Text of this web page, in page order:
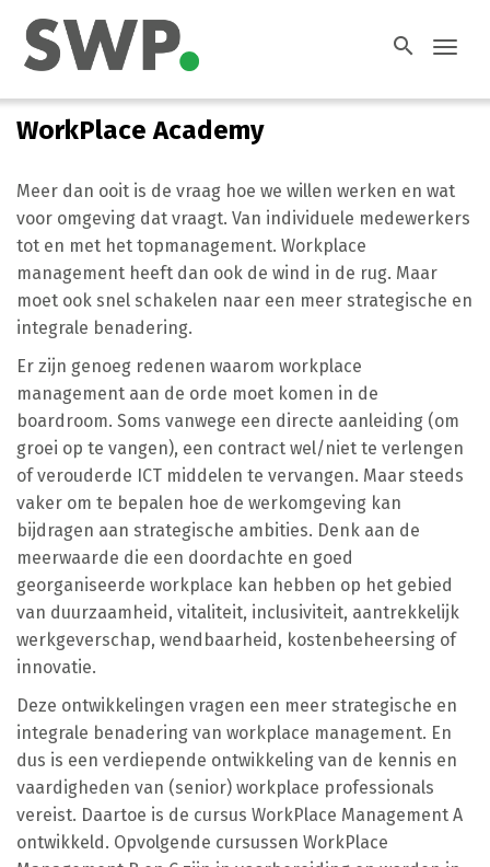
search
WorkPlace Academy
Meer dan ooit is de vraag hoe we willen werken en wat
voor omgeving dat vraagt. Van individuele medewerkers
tot en met het topmanagement. Workplace
management heeft dan ook de wind in de rug. Maar
moet ook snel schakelen naar een meer strategische en
integrale benadering.
Er zijn genoeg redenen waarom workplace
management aan de orde moet komen in de
boardroom. Soms vanwege een directe aanleiding (om
groei op te vangen), een contract wel/niet te verlengen
of verouderde ICT middelen te vervangen. Maar steeds
vaker om te bepalen hoe de werkomgeving kan
bijdragen aan strategische ambities. Denk aan de
meerwaarde die een doordachte en goed
georganiseerde workplace kan hebben op het gebied
van duurzaamheid, vitaliteit, inclusiviteit, aantrekkelijk
werkgeverschap, wendbaarheid, kostenbeheersing of
innovatie.
Deze ontwikkelingen vragen een meer strategische en
integrale benadering van workplace management. En
dus is een verdiepende ontwikkeling van de kennis en
vaardigheden van (senior) workplace professionals
vereist. Daartoe is de cursus WorkPlace Management A
ontwikkeld. Opvolgende cursussen WorkPlace